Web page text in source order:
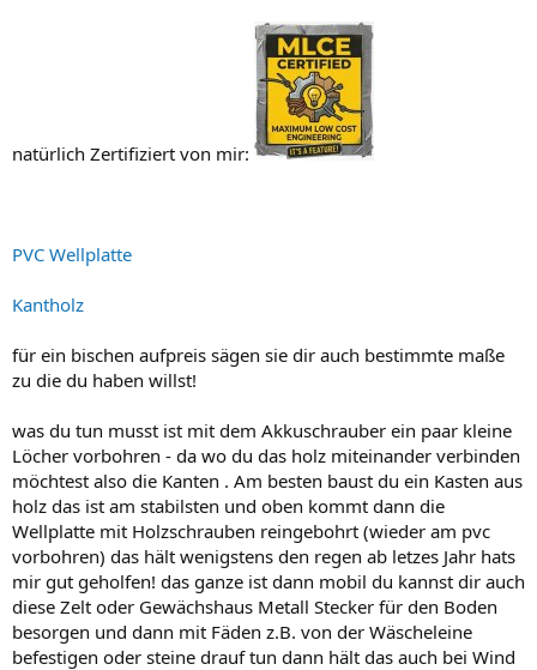
natürlich Zertifiziert von mir:
PVC Wellplatte
Kantholz
für ein bischen aufpreis sägen sie dir auch bestimmte maße
zu die du haben willst!
was du tun musst ist mit dem Akkuschrauber ein paar kleine
Löcher vorbohren - da wo du das holz miteinander verbinden
möchtest also die Kanten . Am besten baust du ein Kasten aus
holz das ist am stabilsten und oben kommt dann die
Wellplatte mit Holzschrauben reingebohrt (wieder am pvc
vorbohren) das hält wenigstens den regen ab letzes Jahr hats
mir gut geholfen! das ganze ist dann mobil du kannst dir auch
diese Zelt oder Gewächshaus Metall Stecker für den Boden
besorgen und dann mit Fäden z.B. von der Wäscheleine
befestigen oder steine drauf tun dann hält das auch bei Wind